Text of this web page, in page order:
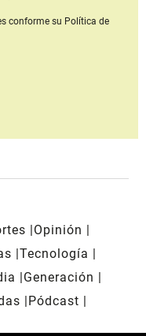
conforme su Política de
Opinión
Tecnología
Generación
Pódcast